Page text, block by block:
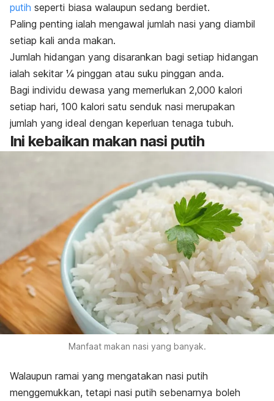
putih seperti biasa walaupun sedang berdiet.
Paling penting ialah mengawal jumlah nasi yang diambil
setiap kali anda makan.
Jumlah hidangan yang disarankan bagi setiap hidangan
ialah sekitar ¼ pinggan atau suku pinggan anda.
Bagi individu dewasa yang memerlukan 2,000 kalori
setiap hari, 100 kalori satu senduk nasi merupakan
jumlah yang ideal dengan keperluan tenaga tubuh.
Ini kebaikan makan nasi putih
Manfaat makan nasi yang banyak.
Walaupun ramai yang mengatakan nasi putih
menggemukkan, tetapi nasi putih sebenarnya boleh